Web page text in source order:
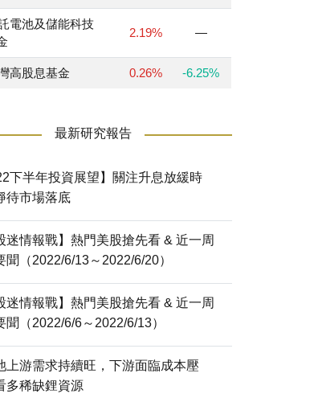
電池及儲能科技
2.19% —
高股息基金 0.26% -6.25%
最新研究報告
下半年投資展望】關注升息放緩時
待市場落底
迷情報戰】熱門美股搶先看 & 近一周
聞（2022/6/13～2022/6/20）
迷情報戰】熱門美股搶先看 & 近一周
聞（2022/6/6～2022/6/13）
上游需求持續旺，下游面臨成本壓
多稀缺鋰資源